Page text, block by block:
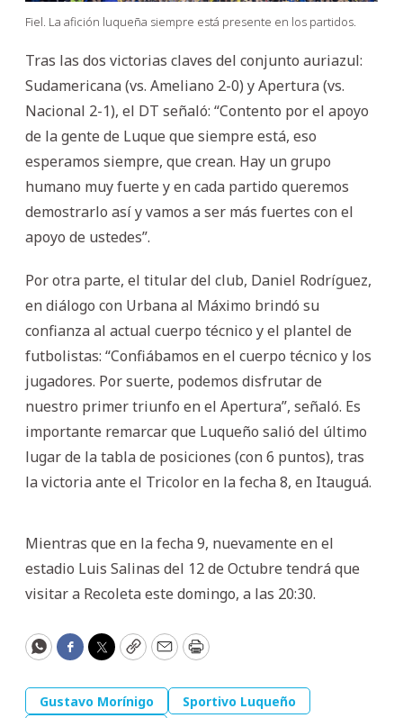
Fiel. La afición luqueña siempre está presente en los partidos.
Tras las dos victorias claves del conjunto auriazul:
Sudamericana (vs. Ameliano 2-0) y Apertura (vs.
Nacional 2-1), el DT señaló: “Contento por el apoyo
de la gente de Luque que siempre está, eso
esperamos siempre, que crean. Hay un grupo
humano muy fuerte y en cada partido queremos
demostrarlo así y vamos a ser más fuertes con el
apoyo de ustedes”.
Por otra parte, el titular del club, Daniel Rodríguez,
en diálogo con Urbana al Máximo brindó su
confianza al actual cuerpo técnico y el plantel de
futbolistas: “Confiábamos en el cuerpo técnico y los
jugadores. Por suerte, podemos disfrutar de
nuestro primer triunfo en el Apertura”, señaló. Es
importante remarcar que Luqueño salió del último
lugar de la tabla de posiciones (con 6 puntos), tras
la victoria ante el Tricolor en la fecha 8, en Itauguá.
Mientras que en la fecha 9, nuevamente en el
estadio Luis Salinas del 12 de Octubre tendrá que
visitar a Recoleta este domingo, a las 20:30.
WhatsApp
Facebook
Twitter
CopyEmailPrint
Gustavo Morínigo
Sportivo Luqueño